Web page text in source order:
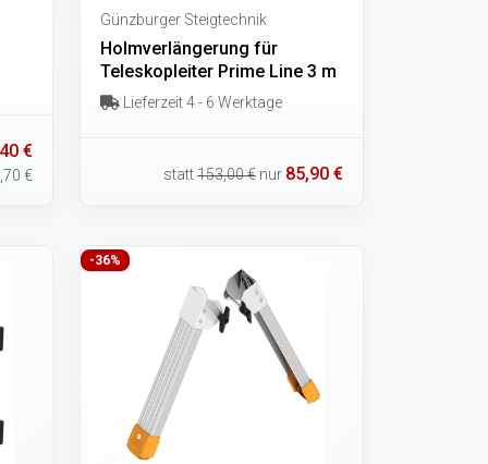
€
€
Günzburger Steigtechnik
Holmverlängerung für
Teleskopleiter Prime Line 3 m
Lieferzeit 4 - 6 Werktage
statt153,00 € nur 85,90 €
-36%